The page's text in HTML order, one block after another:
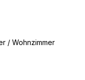
/ Wohnzimmer
für soziale Medien,
die Sie
erforderlich, um die